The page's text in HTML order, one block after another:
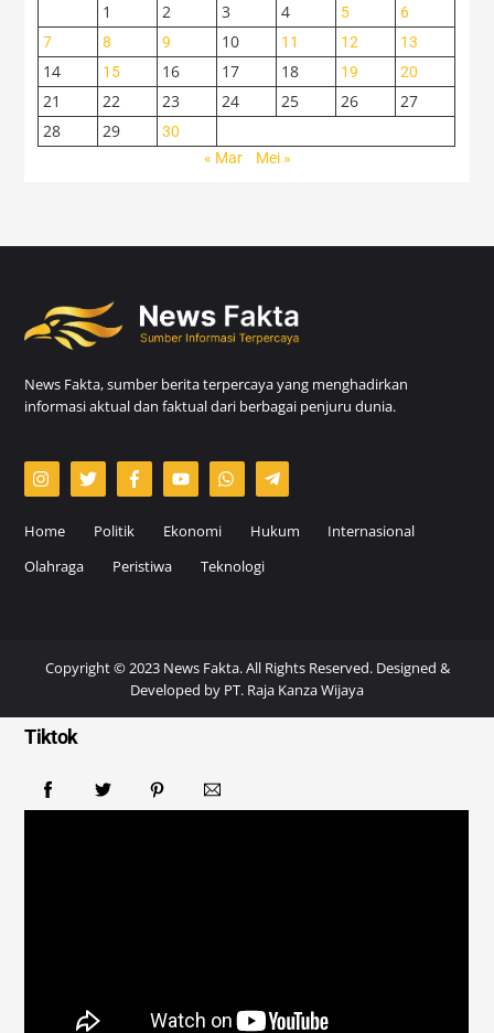
1
2 3 4 5
6
7
8 9 10 11 12 13
14 15 16 17 18 19 20
21 22 23 24 25 26
27
28
29
30
« Mar
Mei »
News Fakta, sumber berita terpercaya yang menghadirkan
informasi aktual dan faktual dari berbagai penjuru dunia.
Home Politik Ekonomi Hukum
Internasional
Olahraga
Peristiwa Teknologi
Copyright © 2023 News Fakta. All Rights Reserved. Designed &
Developed by PT. Raja Kanza Wijaya
Tiktok